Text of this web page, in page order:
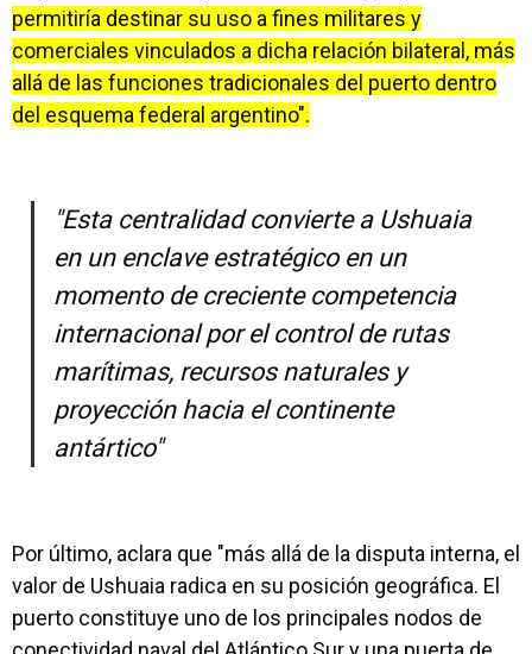
permitiría destinar su uso a fines militares y
comerciales vinculados a dicha relación bilateral, más
allá de las funciones tradicionales del puerto dentro
del esquema federal argentino".
"Esta centralidad convierte a Ushuaia
en un enclave estratégico en un
momento de creciente competencia
internacional por el control de rutas
marítimas, recursos naturales y
proyección hacia el continente
antártico"
Por último, aclara que "más allá de la disputa interna, el
valor de Ushuaia radica en su posición geográfica. El
puerto constituye uno de los principales nodos de